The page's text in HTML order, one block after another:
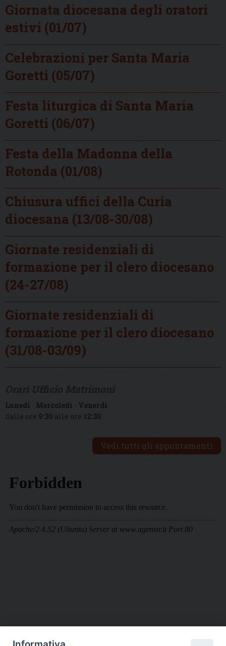
Giornata diocesana degli oratori
estivi (01/07)
Celebrazioni per Santa Maria
Goretti (05/07)
Festa liturgica di Santa Maria
Goretti (06/07)
Festa della Madonna della
Rotonda (01/08)
Chiusura uffici della Curia
diocesana (13/08-30/08)
Giornate residenziali di
formazione per il clero diocesano
(24-27/08)
Giornate residenziali di
formazione per il clero diocesano
(31/08-03/09)
Lunedì - Mercoledì - Venerdì
dalle ore 9:30 alle ore 12:30
Vedi tutti gli appuntamenti